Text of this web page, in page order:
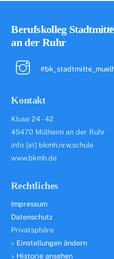
Berufskolleg
an der Ruhr
Kontakt
Kluse 24 - 42
45470 Mülheim an der Ruhr
info [at] bkmh.nrw.schule
www.bkmh.de
Rechtliches
Impressum
Datenschutz
Privatsphäre
» Einstellungen ändern
» Historie ansehen